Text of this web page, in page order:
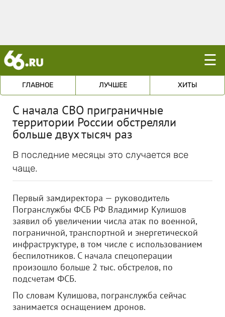
☰
ГЛАВНОЕ ЛУЧШЕЕ ХИТЫ
С начала СВО приграничные
территории России обстреляли
больше двух тысяч раз
В последние месяцы это случается все
чаще.
Первый замдиректора — руководитель
Погранслужбы ФСБ РФ Владимир Кулишов
заявил об увеличении числа атак по военной,
пограничной, транспортной и энергетической
инфраструктуре, в том числе с использованием
беспилотников. С начала спецоперации
произошло больше 2 тыс. обстрелов, по
подсчетам ФСБ.
По словам Кулишова, погранслужба сейчас
занимается оснащением дронов.